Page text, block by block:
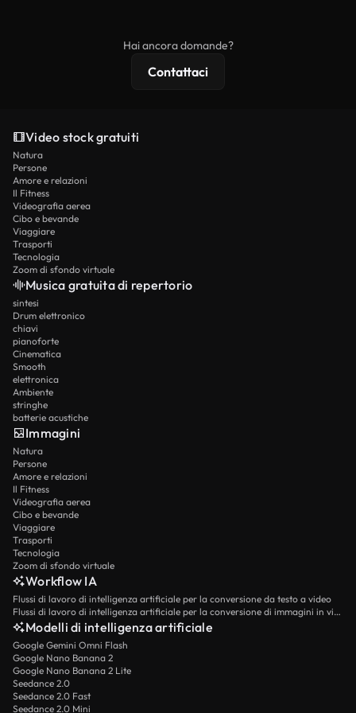
Hai ancora domande?
Contattaci
Video stock gratuiti
Natura
Persone
Amore e relazioni
Il Fitness
Videografia aerea
Cibo e bevande
Viaggiare
Trasporti
Tecnologia
Zoom di sfondo virtuale
Musica gratuita di repertorio
sintesi
Drum elettronico
chiavi
pianoforte
Cinematica
Smooth
elettronica
Ambiente
stringhe
batterie acustiche
Immagini
Natura
Persone
Amore e relazioni
Il Fitness
Videografia aerea
Cibo e bevande
Viaggiare
Trasporti
Tecnologia
Zoom di sfondo virtuale
Workflow IA
Flussi di lavoro di intelligenza artificiale per la conversione da testo a video
Flussi di lavoro di intelligenza artificiale per la conversione di immagini in video
Modelli di intelligenza artificiale
Google Gemini Omni Flash
Google Nano Banana 2
Google Nano Banana 2 Lite
Seedance 2.0
Seedance 2.0 Fast
Seedance 2.0 Mini